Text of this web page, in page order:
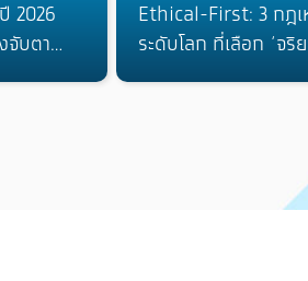
2026
จับตา
Ethical-First: 3 กฎ
ระดับโลก ที่เลือก ‘จริ